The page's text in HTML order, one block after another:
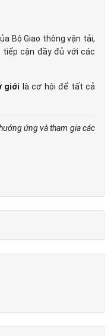
Bộ Giao thông vận tải,
cận đầy đủ với các
giới là cơ hội để tất cả
ứng và tham gia các